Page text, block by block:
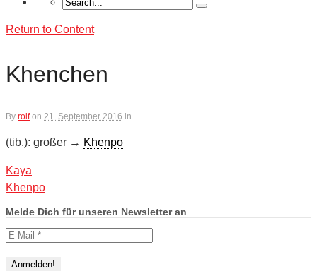
Return to Content
Khenchen
By rolf on 21. September 2016 in
(tib.): großer → Khenpo
Kaya
Khenpo
Melde Dich für unseren Newsletter an